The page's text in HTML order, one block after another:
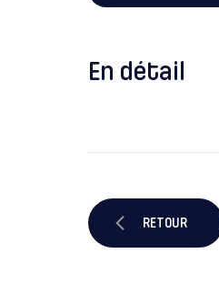
En détail
RETOUR